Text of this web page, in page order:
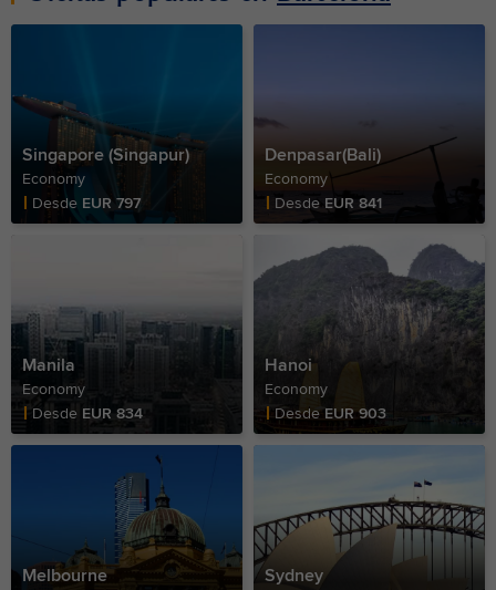
Singapore (Singapur)
Economy
Fare Price
Desde EUR 797
Denpasar(Bali)
Economy
Fare Price
Desde EUR 841
Manila
Economy
Fare Price
Desde EUR 834
Hanoi
Economy
Fare Price
DesdeEUR 903
Melbourne Sydney